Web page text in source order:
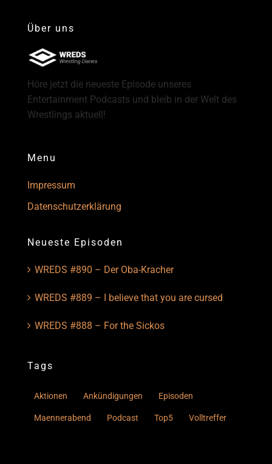
Über uns
Höre jetzt die neueste Episode unseres
Entertainment Podcasts und bleib in der Welt des
Wrestlings aktuell!
Menu
Impressum
Datenschutzerklärung
Neueste Episoden
WREDS #890 – Der Oba-Kracher
WREDS #889 – I believe that you are cursed
WREDS #888 – For the Sickos
Tags
Aktionen Ankündigungen Episoden
Maennerabend Podcast Top5 Volltreffer